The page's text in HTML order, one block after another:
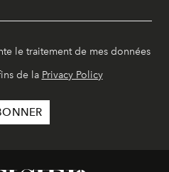
le traitement de mes données
de la Privacy Policy